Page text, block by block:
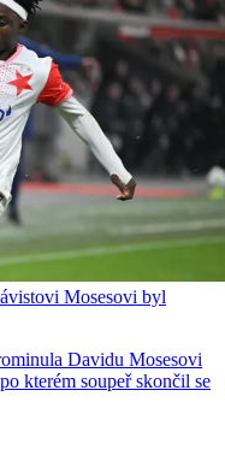
Mosesovi byl
Davidu Mosesovi
kterém soupeř skončil se